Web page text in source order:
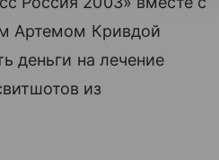
Артемом Кривдой
деньги на лечение
из